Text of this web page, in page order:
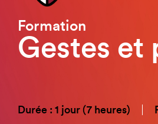
Formation
Gestes et
Durée : 1 jour (7 heures)